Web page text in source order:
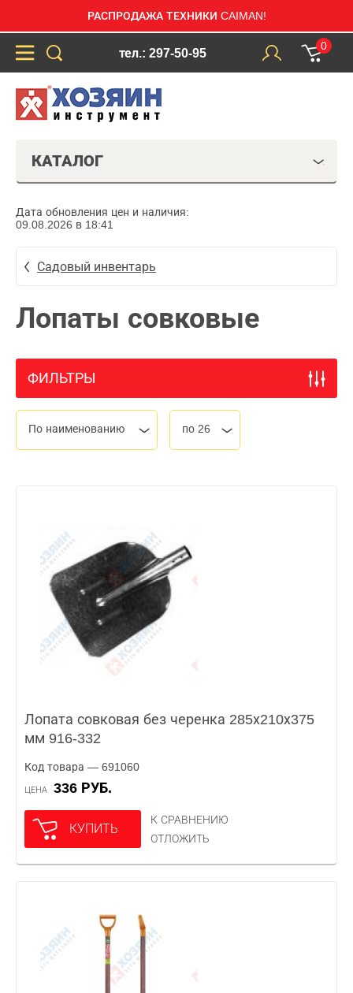
РАСПРОДАЖА ТЕХНИКИ CAIMAN!
тел.: 297-50-95
0
КАТАЛОГ
Дата обновления цен и наличия:
09.08.2026 в 18:41
Садовый инвентарь
Лопаты совковые
ФИЛЬТРЫ
По наименованию по 26
Лопата совковая без черенка 285х210х375
мм 916-332
Код товара — 691060
ЦЕНА 336 РУБ.
КУПИТЬ
К СРАВНЕНИЮ
ОТЛОЖИТЬ